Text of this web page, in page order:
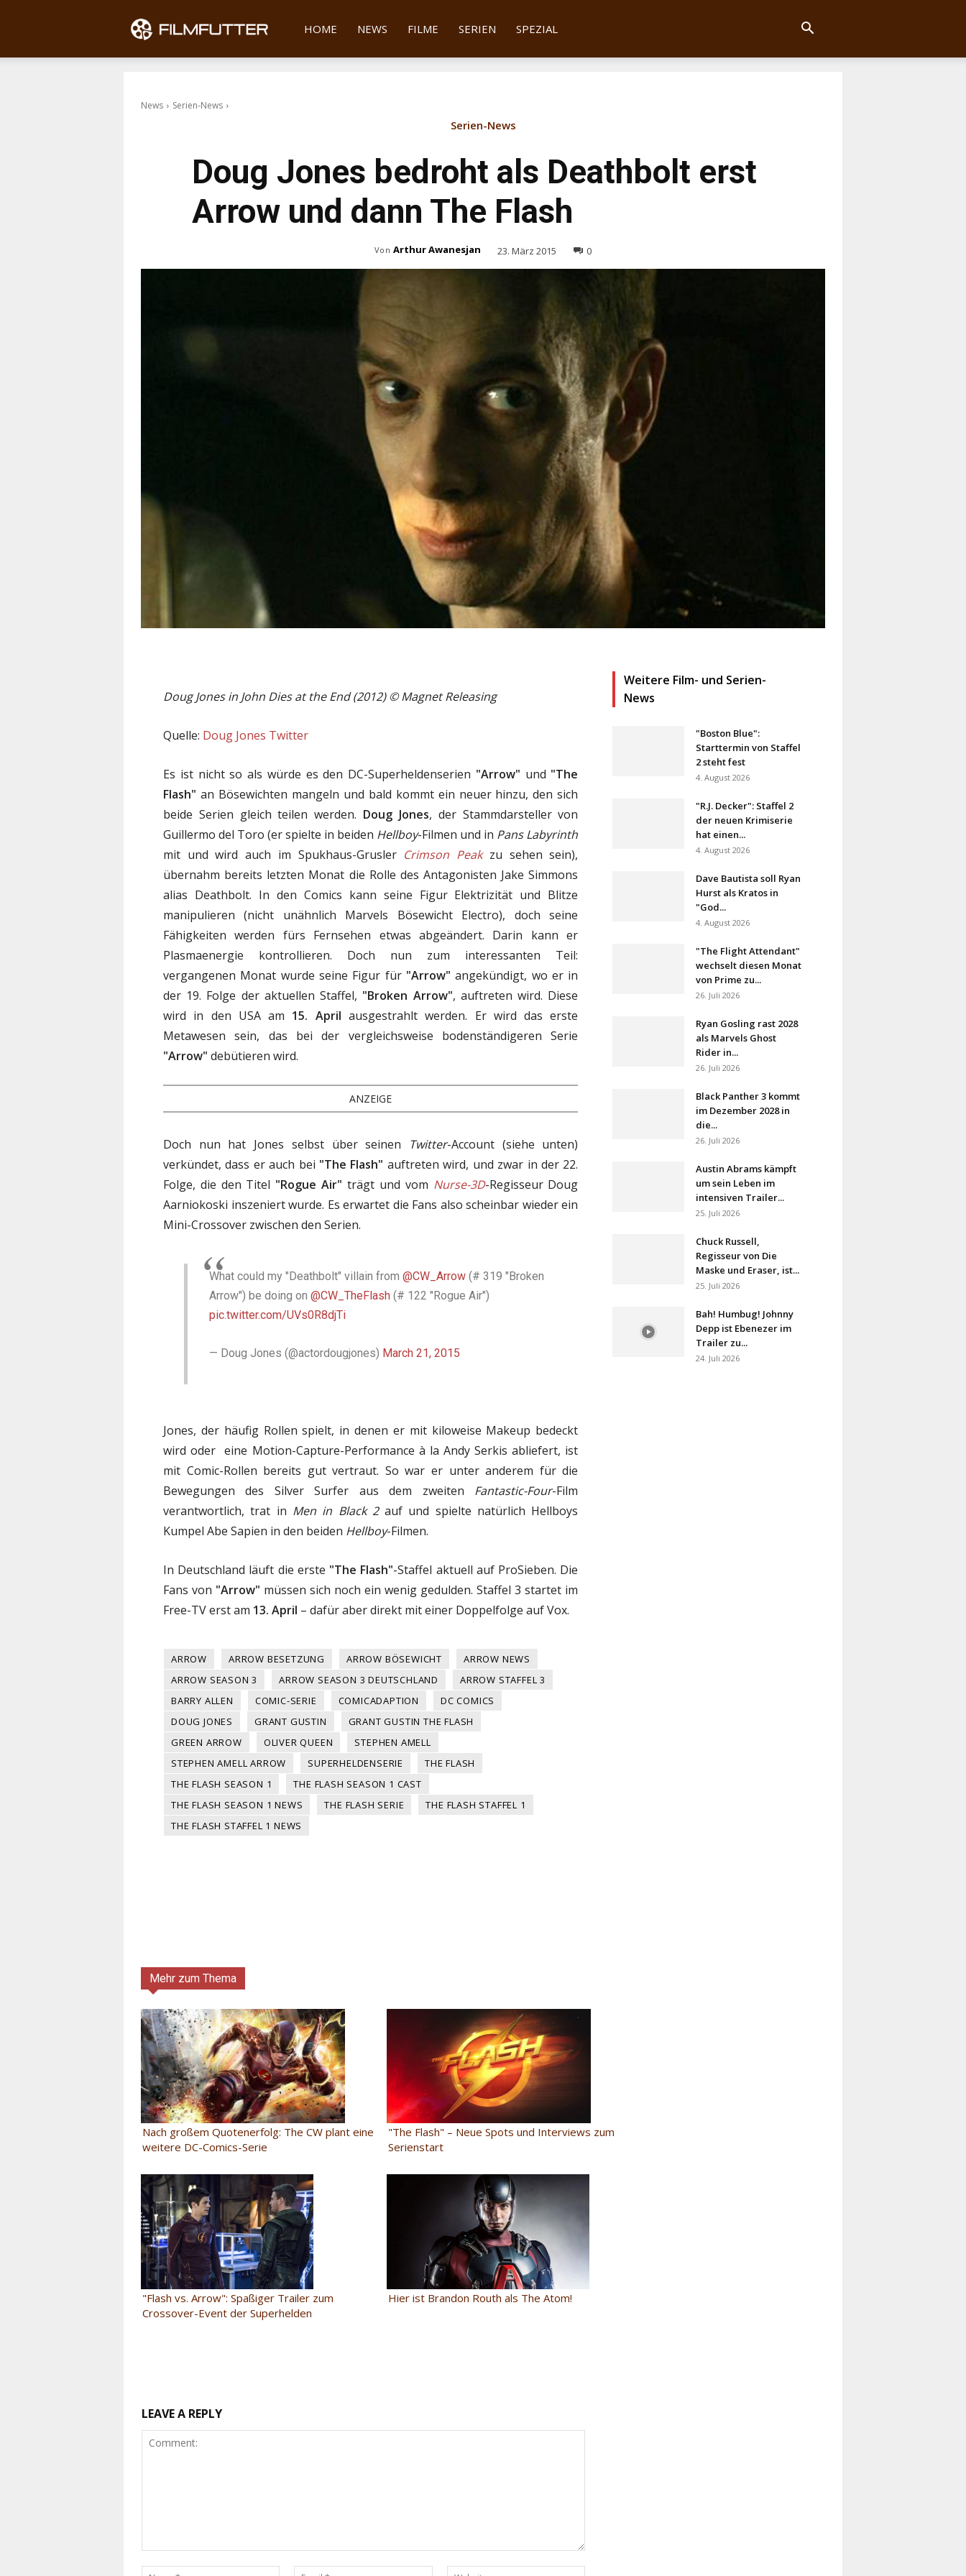
Filmfutter
HOME NEWS FILME SERIEN SPEZIAL
News Serien-News
Serien-News
Doug Jones bedroht als Deathbolt erst
Arrow und dann The Flash
Von Arthur Awanesjan 23. März 2015 0
Doug Jones in John Dies at the End (2012) ©Magnet Releasing
Quelle: Doug Jones Twitter
Es ist nicht so als würde es den DC-Superheldenserien "Arrow" und "The
Flash" an Bösewichten mangeln und bald kommt ein neuer hinzu, den sich
beide Serien gleich teilen werden. Doug Jones, der Stammdarsteller von
Guillermo del Toro (er spielte in beiden Hellboy-Filmen und in Pans Labyrinth
mit und wird auch im Spukhaus-Grusler Crimson Peakzu sehen sein),
übernahm bereits letzten Monat die Rolle des Antagonisten Jake Simmons
alias Deathbolt. In den Comics kann seine Figur Elektrizität und Blitze
manipulieren (nicht unähnlich Marvels Bösewicht Electro), doch seine
Fähigkeiten werden fürs Fernsehen etwas abgeändert. Darin kann er
Plasmaenergie kontrollieren. Doch nun zum interessanten Teil:
vergangenen Monat wurde seine Figur für "Arrow" angekündigt, wo er in
der 19. Folge der aktuellen Staffel, "Broken Arrow", auftreten wird. Diese
wird in den USA am 15. April ausgestrahlt werden. Er wird das erste
Metawesen sein, das bei der vergleichsweise bodenständigeren Serie
"Arrow" debütieren wird.
ANZEIGE
Doch nun hat Jones selbst über seinen Twitter-Account (siehe unten)
verkündet, dass er auch bei "The Flash" auftreten wird, und zwar in der 22.
Folge, die den Titel "Rogue Air" trägt und vom Nurse-3D-Regisseur Doug
Aarniokoski inszeniert wurde. Es erwartet die Fans also scheinbar wieder ein
Mini-Crossover zwischen den Serien.
What could my "Deathbolt" villain from @CW_Arrow(# 319 "Broken
Arrow") be doing on @CW_TheFlash(# 122 "Rogue Air")
pic.twitter.com/UVs0R8djTi
— Doug Jones (@actordougjones) March 21, 2015
Jones, der häufig Rollen spielt, in denen er mit kiloweise Makeup bedeckt
wird oder eine Motion-Capture-Performance à la Andy Serkis abliefert, ist
mit Comic-Rollen bereits gut vertraut. So war er unter anderem für die
Bewegungen des Silver Surfer aus dem zweiten Fantastic-Four-Film
verantwortlich, trat in Men in Black 2auf und spielte natürlich Hellboys
Kumpel Abe Sapien in den beiden Hellboy-Filmen.
In Deutschland läuft die erste "The Flash"-Staffel aktuell auf ProSieben. Die
Fans von "Arrow" müssen sich noch ein wenig gedulden. Staffel 3 startet im
Free-TV erst am 13. April – dafür aber direkt mit einer Doppelfolge auf Vox.
ARROW ARROW BESETZUNG ARROW BÖSEWICHT
ARROW NEWS
ARROW SEASON 3
ARROW SEASON 3 DEUTSCHLAND
ARROW STAFFEL 3
BARRY ALLEN
COMIC-SERIE COMICADAPTION
DC COMICS
DOUG JONES
GRANT GUSTIN
GRANT GUSTIN THE FLASH
GREEN ARROW
OLIVER QUEEN
STEPHEN AMELL
STEPHEN AMELL ARROW
SUPERHELDENSERIE
THE FLASH
THE FLASH SEASON 1
THE FLASH SEASON 1 CAST
THE FLASH SEASON 1 NEWS
THE FLASH SERIE
THE FLASH STAFFEL 1
THE FLASH STAFFEL 1 NEWS
Weitere Film- und Serien-
News
"Boston Blue":
Starttermin von Staffel
2 steht fest
4. August 2026
"R.J. Decker": Staffel 2
der neuen Krimiserie
hat einen...
4. August 2026
Dave Bautista soll Ryan
Hurst als Kratos in
"God...
4. August 2026
"The Flight Attendant"
wechselt diesen Monat
von Prime zu...
26. Juli 2026
Ryan Gosling rast 2028
als Marvels Ghost
Rider in...
26. Juli 2026
Black Panther 3 kommt
im Dezember 2028 in
die...
26. Juli 2026
Austin Abrams kämpft
um sein Leben im
intensiven Trailer...
25. Juli 2026
Chuck Russell,
Regisseur von Die
Maske und Eraser, ist...
25. Juli 2026
Bah! Humbug! Johnny
Depp ist Ebenezer im
Trailer zu...
24. Juli 2026
Mehr zum Thema
Nach großem Quotenerfolg: The CW plant eine
weitere DC-Comics-Serie
"The Flash" – Neue Spots und Interviews zum
Serienstart
"Flash vs. Arrow": Spaßiger Trailer zum
Crossover-Event der Superhelden
Hier ist Brandon Routh als The Atom!
LEAVE A REPLY
Name:*
Email:*